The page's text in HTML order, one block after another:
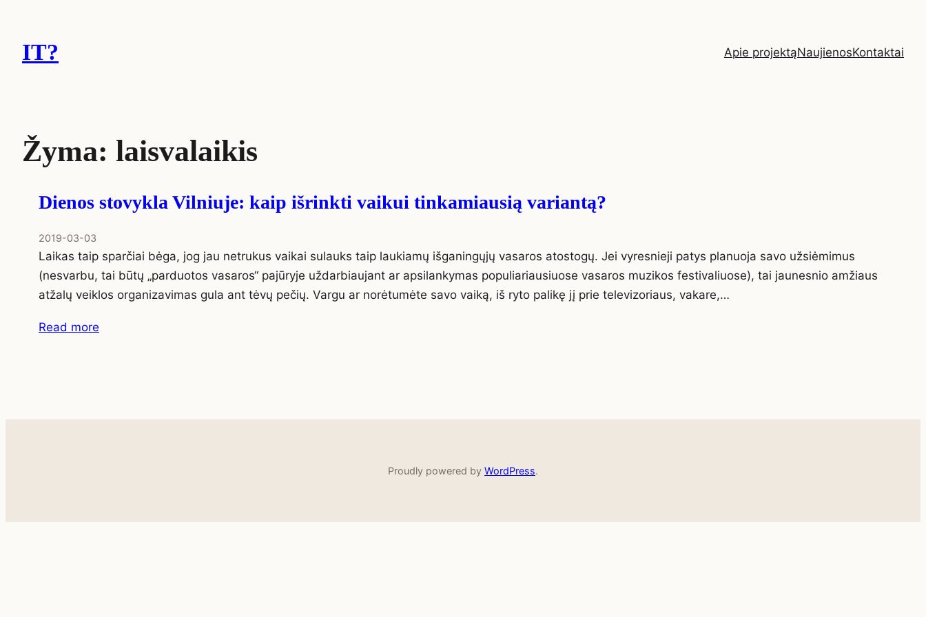
turinioIT? Apie projektąNaujienosKontaktai
Žyma: laisvalaikis
Dienos stovykla Vilniuje: kaip išrinkti vaikui tinkamiausią variantą?
2019-03-03
Laikas taip sparčiai bėga, jog jau netrukus vaikai sulauks taip laukiamų išganingųjų vasaros atostogų. Jei vyresnieji patys planuoja savo užsiėmimus
(nesvarbu, tai būtų „parduotos vasaros“ pajūryje uždarbiaujant ar apsilankymas populiariausiuose vasaros muzikos festivaliuose), tai jaunesnio amžiaus
atžalų veiklos organizavimas gula ant tėvų pečių. Vargu ar norėtumėte savo vaiką, iš ryto palikę jį prie televizoriaus, vakare,…
Read more
Proudly powered by WordPress.